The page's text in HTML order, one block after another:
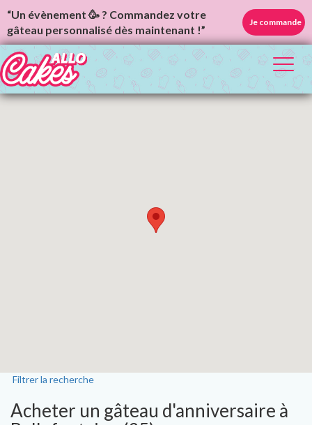
“Un évènement 🥳 ? Commandez votre
gâteau personnalisé dès maintenant !”
Je commande
Filtrer la recherche
Acheter un gâteau d'anniversaire à